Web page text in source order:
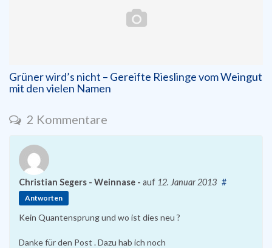
Grüner wird’s nicht – Gereifte Rieslinge vom Weingut
mit den vielen Namen
2 Kommentare
Christian Segers - Weinnase - auf 12. Januar 2013 #
Antworten
Kein Quantensprung und wo ist dies neu ?
Danke für den Post . Dazu hab ich noch